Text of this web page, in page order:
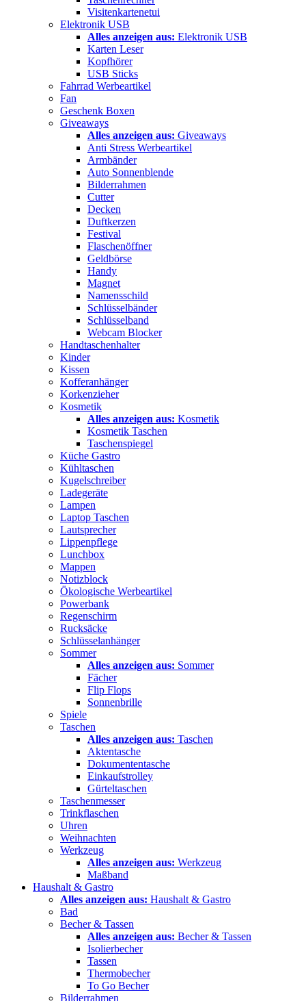
Visitenkartenetui
Elektronik USB
Alles anzeigen aus: Elektronik USB
Karten Leser
Kopfhörer
USB Sticks
Fahrrad Werbeartikel
Fan
Geschenk Boxen
Giveaways
Alles anzeigen aus: Giveaways
Anti Stress Werbeartikel
Armbänder
Auto Sonnenblende
Bilderrahmen
Cutter
Decken
Duftkerzen
Festival
Flaschenöffner
Geldbörse
Handy
Magnet
Namensschild
Schlüsselbänder
Schlüsselband
Webcam Blocker
Handtaschenhalter
Kinder
Kissen
Kofferanhänger
Korkenzieher
Kosmetik
Alles anzeigen aus: Kosmetik
Kosmetik Taschen
Taschenspiegel
Küche Gastro
Kühltaschen
Kugelschreiber
Ladegeräte
Lampen
Laptop Taschen
Lautsprecher
Lippenpflege
Lunchbox
Mappen
Notizblock
Ökologische Werbeartikel
Powerbank
Regenschirm
Rucksäcke
Schlüsselanhänger
Sommer
Alles anzeigen aus: Sommer
Fächer
Flip Flops
Sonnenbrille
Spiele
Taschen
Alles anzeigen aus: Taschen
Aktentasche
Dokumententasche
Einkaufstrolley
Gürteltaschen
Taschenmesser
Trinkflaschen
Uhren
Weihnachten
Werkzeug
Alles anzeigen aus: Werkzeug
Maßband
Haushalt & Gastro
Alles anzeigen aus: Haushalt & Gastro
Bad
Becher & Tassen
Alles anzeigen aus: Becher & Tassen
Isolierbecher
Tassen
Thermobecher
To Go Becher
Bilderrahmen